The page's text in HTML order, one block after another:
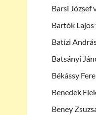
Barsi József
Bartók Lajos
Batízi
Batsányi
Békássy
Benedek
Beney